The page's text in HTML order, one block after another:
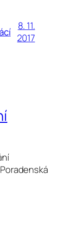
8. 11.
2017